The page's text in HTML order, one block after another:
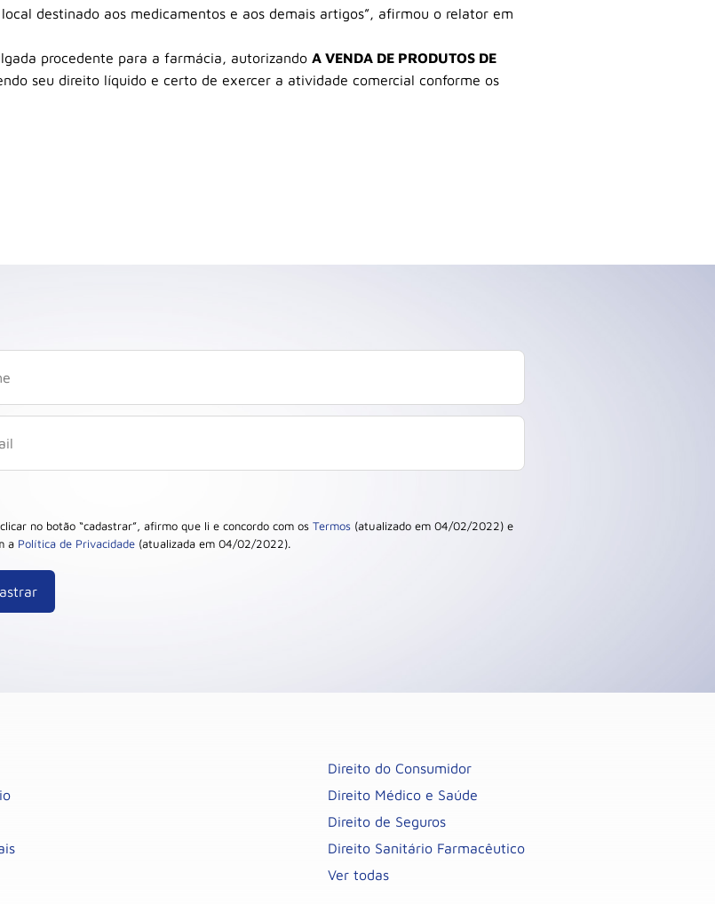
destinado aos medicamentos e aos demais artigos”, afirmou o relator em
procedente para a farmácia, autorizando A VENDA DE PRODUTOS DE
seu direito líquido e certo de exercer a atividade comercial conforme os
no botão “cadastrar”, afirmo que li e concordo com os Termos (atualizado em 04/02/2022) e
a Política de Privacidade (atualizada em 04/02/2022).
Direito do Consumidor
Direito Médico e Saúde
Direito de Seguros
Direito Sanitário Farmacêutico
Ver todas